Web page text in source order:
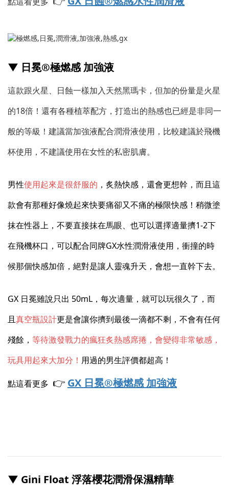
▼ 日冕®極燃感 加強液
這款跟火星、日蝕一樣加入天然黑瑪卡，但加的份量是火星
的18倍！還有各種植萃配方，打造出的熱感也已經是非同一
般的等級！建議當加強液配合潤滑液使用，比較建議於飛機
杯使用，不建議使用在女性的私密肌膚。
男性使用起來是很舒服的 ，炙熱快感，還會更想幹，而且這
款會有那種好像燒起來快要痛卻又不痛的極限快感！稍微塗
抹在性器上，不要直接抹在馬眼、也可以選擇適量擠1-2下
在飛機杯口，可以配合同牌GX水性潤滑液使用，衝撞的時
候那個快感加倍，絕對是讓人靈魂升天，會想一直幹下去。
GX 日冕雖說只出 50mL，每次適量，就可以玩很久了，而
且真空瓶設計更是會讓你擠到最後一滴都不剩，不會有任何
殘餘， 等待激發戰力的瘋狂炙熱感席捲，會變得非常敏感，
玩具用起來大加分！ 用過的男生評價都超高！
點這看更多 👉 GX 日冕®極燃感 加強液
▼ Gini Float 浮落櫻花潤滑保濕精華